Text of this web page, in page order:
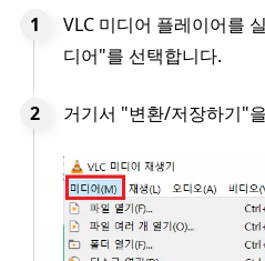
VLC 미디어 플레이어를
디어"를 선택합니다.
거기서 "변환/저장하기"